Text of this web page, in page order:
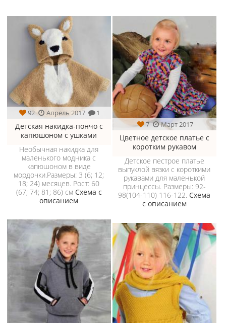
92 Апрель 2017 1
Детская накидка-пончо с
капюшоном с ушками
Необычная накидка для
маленького модника с
капюшоном в виде
мордочки.Размеры: 3 (6; 12;
18; 24) месяцев. Рост: 60
(67; 74; 81; 86) см Схема с
описанием
7 Март 2017
Цветное детское платье с
коротким рукавом
Детское пестрое платье
выпуклой вязки с короткими
рукавами для маленькой
принцессы. Размеры: 92-
98(104-110) 116-122. Схема
с описанием